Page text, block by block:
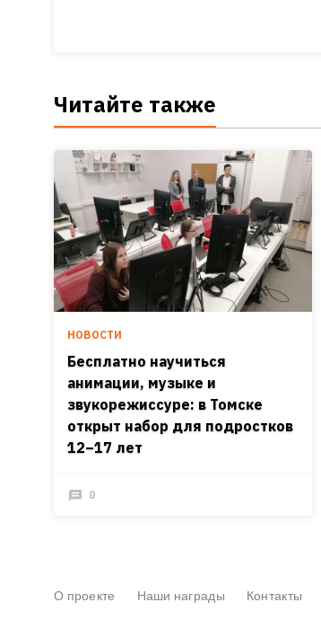
Читайте также
НОВОСТИ
Бесплатно научиться
анимации, музыке и
звукорежиссуре: в Томске
открыт набор для подростков
12–17 лет
0
О проекте Наши награды Контакты